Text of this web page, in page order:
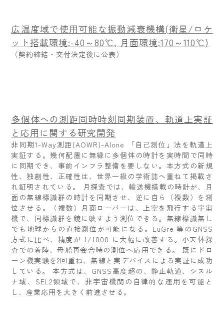
広温度域で使用可能な振動減衰機構(衛星/ロケ
ット搭載環境:-40～80℃, 月面環境:170～110℃)
（契約締結・交付決定後に公表）
多個体への測距同時時刻同期装置、軌道上実証
と応用に関する研究開発
非同期1-Way測距(AOWR)-Alone 「自己測位」法を軌道上
実証する。幾何配置に無縁に多個体の時計を実時間で同時
に同期でき、事前インフラ整備を要しない。本方式の新規
性、独創性、正確性は、世界一級の学術誌へ重ねて掲載さ
れ証明されている。 月探査では、輸送機搭載の時計が、月
面の無線標識群の時計を同期させ、逆に自ら（複数）を測
位させる。（複数）月面ローバーは、上空を飛行する宇宙
機で、同標識群を鏡に映すよう測位できる。無線標識無し
でも地球からの直接測位が可能になる。LuGre 等のGNSS
方式に比べ、精度が 1/1000 に大幅に改善する。小天体探
査での着陸、母船再会合時の測位へ応用できる。 既にドロ
ーン機実験を2回重ね、無線と実デバイスによる実証に成功
している。 本方式は、GNSS高度超の、静止軌道、シスル
ナ域、SEL2領域で、非宇宙機関の自律的な運用を可能と
し、産業応用を大きく前進させる。